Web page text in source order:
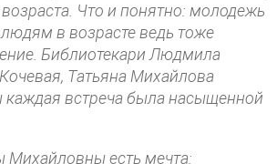
Что и понятно: молодежь
в возрасте ведь тоже
Библиотекари Людмила
Татьяна Михайлова
каждая встреча была насыщенной
есть мечта: